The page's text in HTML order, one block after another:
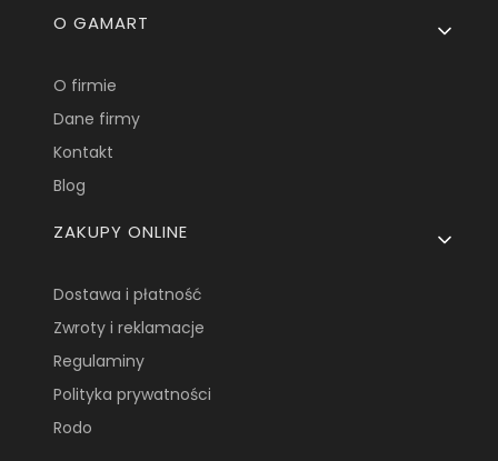
Linki w stopce
O GAMART
O firmie
Dane firmy
Kontakt
Blog
ZAKUPY ONLINE
Dostawa i płatność
Zwroty i reklamacje
Regulaminy
Polityka prywatności
Rodo